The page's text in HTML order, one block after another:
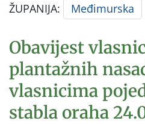
ŽUPANIJA: Međimurska
Obavijest
plantažnih
vlasnicima
stabla oraha